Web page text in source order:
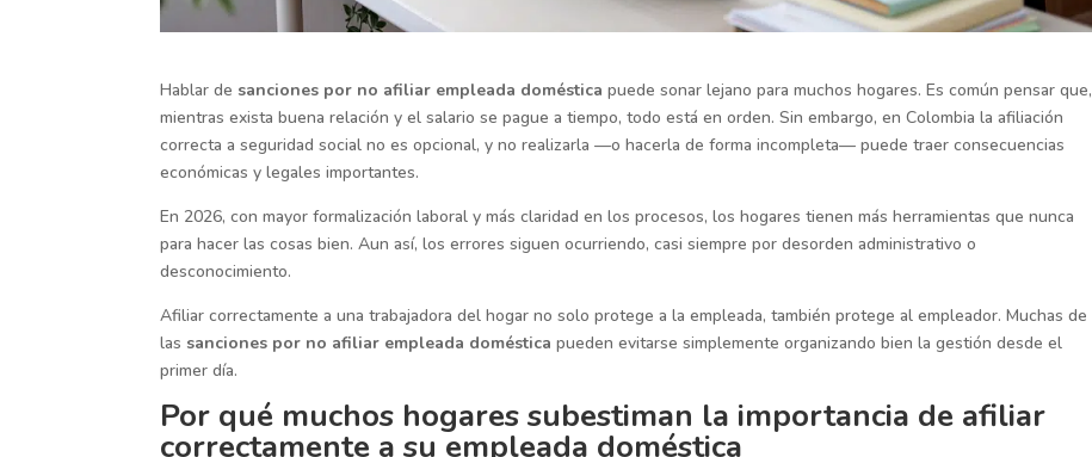
Hablar de sanciones por no afiliar empleada doméstica puede sonar lejano para muchos hogares. Es común pensar que,
mientras exista buena relación y el salario se pague a tiempo, todo está en orden. Sin embargo, en Colombia la afiliación
correcta a seguridad social no es opcional, y no realizarla —o hacerla de forma incompleta— puede traer consecuencias
económicas y legales importantes.
En 2026, con mayor formalización laboral y más claridad en los procesos, los hogares tienen más herramientas que nunca
para hacer las cosas bien. Aun así, los errores siguen ocurriendo, casi siempre por desorden administrativo o
desconocimiento.
Afiliar correctamente a una trabajadora del hogar no solo protege a la empleada, también protege al empleador. Muchas de
las sanciones por no afiliar empleada doméstica pueden evitarse simplemente organizando bien la gestión desde el
primer día.
Por qué muchos hogares subestiman la importancia de afiliar
correctamente a su empleada doméstica